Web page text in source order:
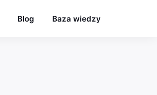
Blog Baza wiedzy